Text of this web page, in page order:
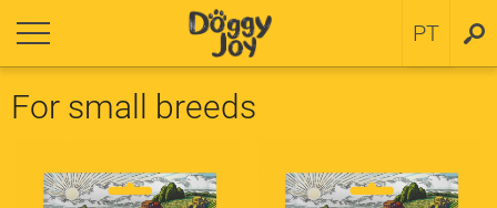
PT
SV
For small breeds
and large breeds